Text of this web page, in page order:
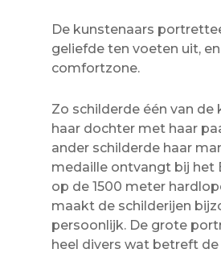
De kunstenaars
geliefde ten voeten uit,
comfortzone.
Zo schilderde één van de
haar dochter met haar
ander schilderde haar
medaille ontvangt bij het
op de 1500 meter
maakt de schilderijen
persoonlijk. De grote
heel divers wat betreft